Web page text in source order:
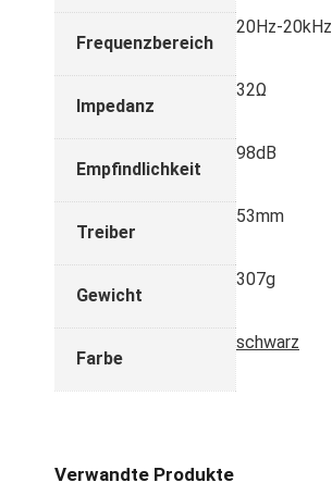
Frequenzbereich
20Hz-20kHz
Impedanz
32Ω
Empfindlichkeit
98dB
Treiber
53mm
Gewicht
307g
Farbe
schwarz
Verwandte Produkte